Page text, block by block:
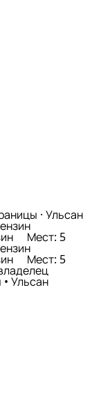
· Ульсан
Мест: 5
Мест: 5
Ульсан